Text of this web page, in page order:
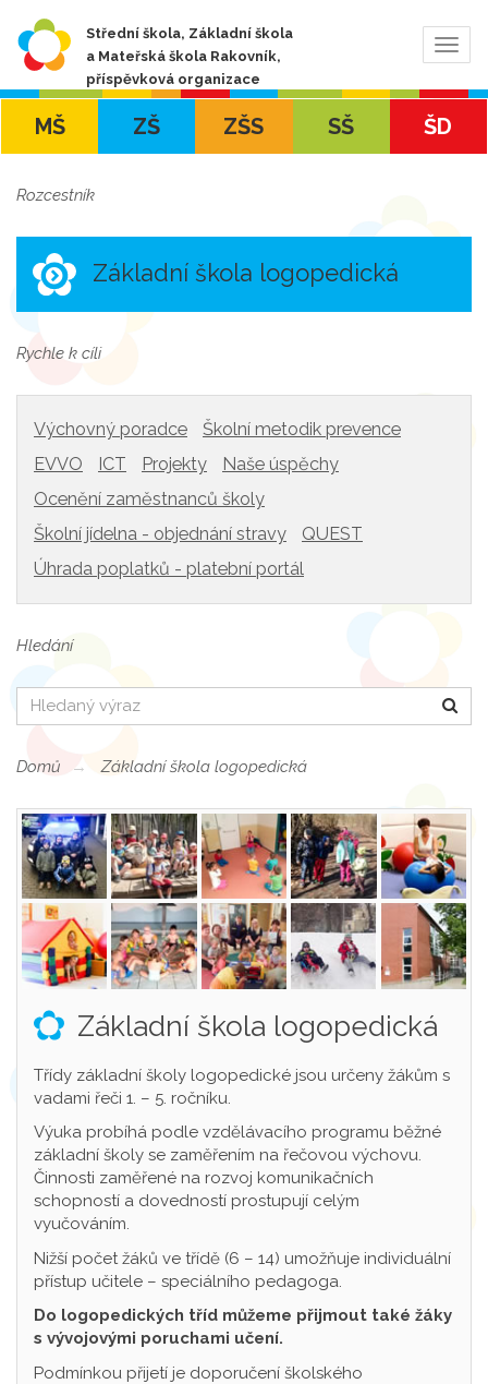
Střední škola, Základní škola
a Mateřská škola Rakovník,
příspěvková organizace
MŠ ZŠ ZŠS SŠ ŠD
Rozcestník
Základní škola logopedická
Rychle k cíli
Výchovný poradce
Školní metodik prevence
EVVO
ICT Projekty
Naše úspěchy
Ocenění zaměstnanců školy
Školní jídelna - objednání stravy
QUEST
Úhrada poplatků - platební portál
Hledání
Hledat
Domů Základní škola logopedická
Základní škola logopedická
Třídy základní školy logopedické jsou určeny žákům s
vadami řeči 1. – 5. ročníku.
Výuka probíhá podle vzdělávacího programu běžné
základní školy se zaměřením na řečovou výchovu.
Činnosti zaměřené na rozvoj komunikačních
schopností a dovedností prostupují celým
vyučováním.
Nižší počet žáků ve třídě (6 – 14) umožňuje individuální
přístup učitele – speciálního pedagoga.
Do logopedických tříd můžeme přijmout také žáky
s vývojovými poruchami učení.
Podmínkou přijetí je doporučení školského